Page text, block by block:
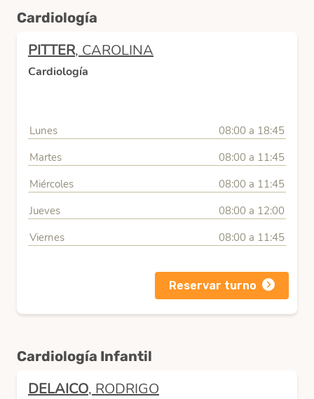
Cardiología
PITTER, CAROLINA
Cardiología
Lunes
08:00 a 18:45
Martes
08:00 a 11:45
Miércoles
08:00 a 11:45
Jueves
08:00 a 12:00
Viernes
08:00 a 11:45
Reservar turno
Cardiología Infantil
DELAICO, RODRIGO